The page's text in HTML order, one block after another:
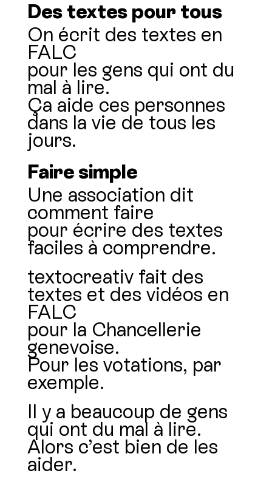
Des textes pour tous
On écrit des textes en
FALC
pour les gens qui ont du
mal à lire.
Ça aide ces personnes
dans la vie de tous les
jours.
Faire simple
Une association dit
comment faire
pour écrire des textes
faciles à comprendre.
textocreativ fait des
textes et des vidéos en
FALC
pour la Chancellerie
genevoise.
Pour les votations, par
exemple.
Il y a beaucoup de gens
qui ont du mal à lire.
Alors c’est bien de les
aider.